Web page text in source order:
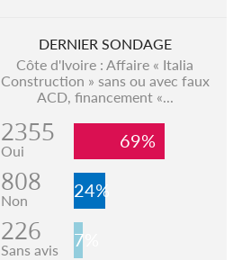
DERNIER SONDAGE
Côte d'Ivoire : Affaire « Italia
Construction » sans ou avec faux
ACD, financement «...
2355
Oui 69%
808
Non 24%
226
Sans avis 7%